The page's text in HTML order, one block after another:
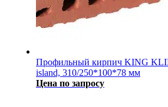
Профильный кирпич KING
island, 310/250*100*78 мм
Цена по запросу